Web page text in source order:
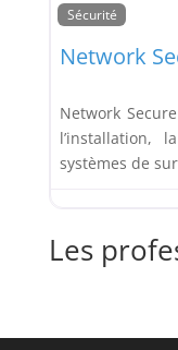
Sécurité
Network
Network
l’installation,
systèmes de
Les